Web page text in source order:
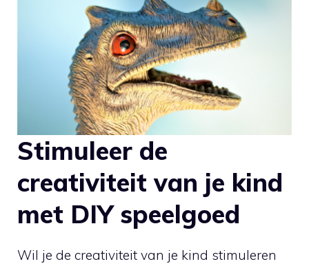
Stimuleer de
creativiteit ‍van je ​kind
met DIY speelgoed
Wil je de creativiteit van​ je kind stimuleren